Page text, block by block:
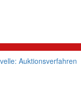
Auktionsverfahren